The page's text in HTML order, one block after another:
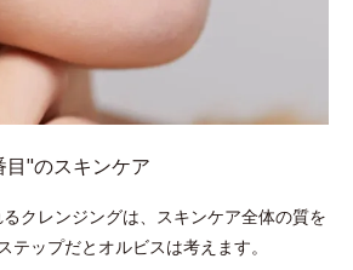
目"のスキンケア
クレンジングは、スキンケア全体の質を
テップだとオルビスは考えます。